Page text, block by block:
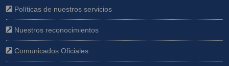
Políticas de nuestros servicios
Nuestros reconocimientos
Comunicados Oficiales